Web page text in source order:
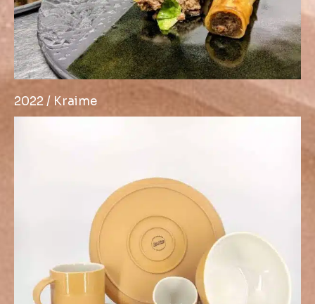
2022 / Kraime